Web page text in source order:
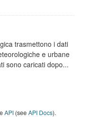
trasmettono i dati
e urbane
sono caricati dopo...
API (seeAPI Docs).